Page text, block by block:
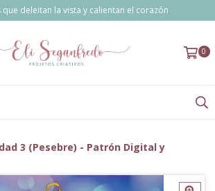
que deleitan la vista y calientan el corazón
0
3 (Pesebre) - Patrón Digital y